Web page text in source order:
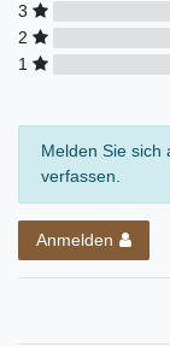
3
2
1
Melden Sie sich
verfassen.
Anmelden